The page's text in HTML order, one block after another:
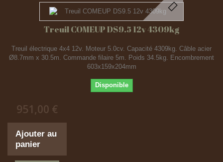
Treuil COMEUP DS9.5 12v 4309kg
Treuil électrique 4x4 12v. Moteur 5.0cv. Capacité 4309kg. Câble acier
Ø8.7mm x 30.5m. Commande filaire 5m. Poids 34.5kg. Encombrement
603x159x204mm
Disponible
951,00 €
Ajouter au
panier